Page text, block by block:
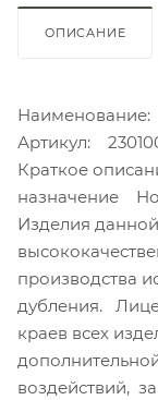
ОПИСАНИЕ
Артикул:
Краткое
назначение
Изделия
производства
дубления.
краев всех
воздействий,